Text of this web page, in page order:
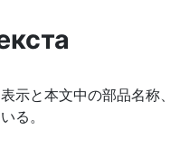
示と本文中の部品名称、
る。